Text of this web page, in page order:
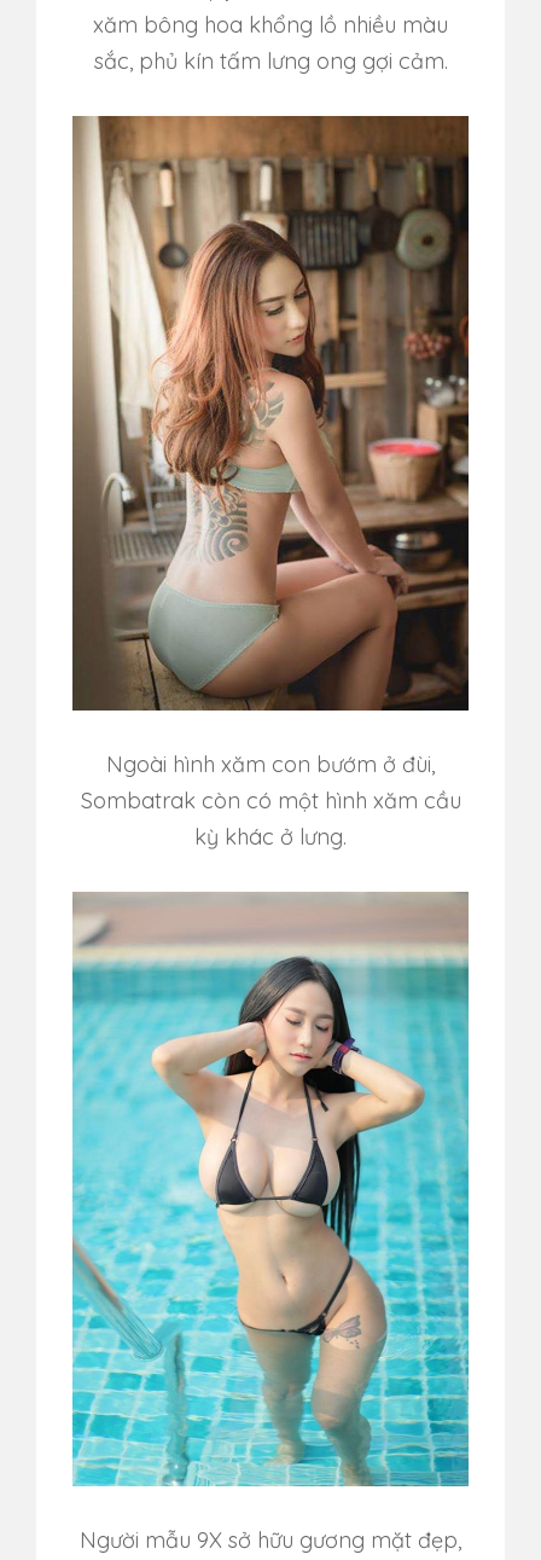
xăm bông hoa khổng lồ nhiều màu
sắc, phủ kín tấm lưng ong gợi cảm.
Ngoài hình xăm con bướm ở đùi,
Sombatrak còn có một hình xăm cầu
kỳ khác ở lưng.
Người mẫu 9X sở hữu gương mặt đẹp,